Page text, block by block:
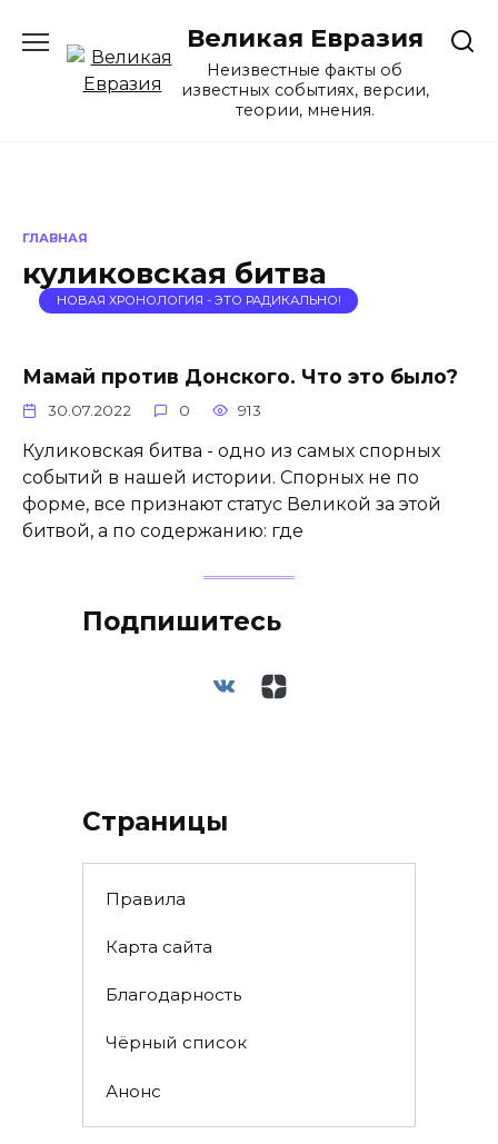
содержанию
Великая Евразия
Неизвестные факты об
известных событиях, версии,
теории, мнения.
ГЛАВНАЯ
куликовская битва
НОВАЯ ХРОНОЛОГИЯ - ЭТО РАДИКАЛЬНО!
Мамай против Донского. Что это было?
30.07.2022 0 913
Куликовская битва - одно из самых спорных
событий в нашей истории. Спорных не по
форме, все признают статус Великой за этой
битвой, а по содержанию: где
Подпишитесь
Страницы
Правила
Карта сайта
Благодарность
Чёрный список
Анонс